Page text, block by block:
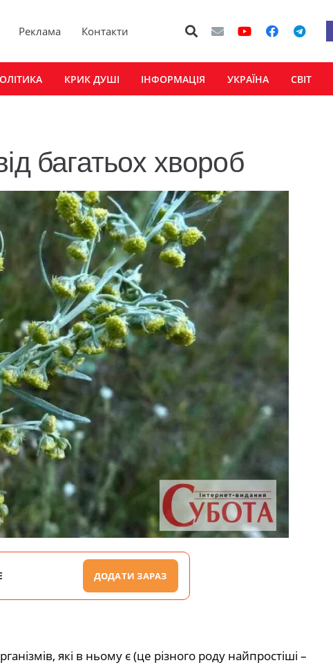
Реклама Контакти
КРИК ДУШІ ІНФОРМАЦІЯ УКРАЇНА СВІТ
багатьох хвороб
ДОДАТИ ЗАРАЗ
які в ньому є (це різного роду найпростіші –